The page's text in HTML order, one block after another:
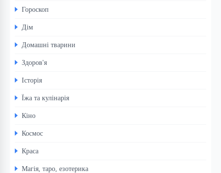
Гороскоп
Дім
Домашні тварини
Здоров'я
Історія
Їжа та кулінарія
Кіно
Космос
Краса
Магія, таро, езотерика